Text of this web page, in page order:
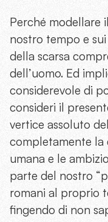
Perché modellare
nostro tempo e
della scarsa
dell’uomo. Ed
considerevole di
consideri il
vertice assoluto
completamente la
umana e le
parte del nostro
romani al proprio
fingendo di non